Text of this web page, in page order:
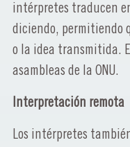
intérpretes traducen
diciendo, permitiendo
o la idea transmitida.
asambleas de la ONU.
Interpretación remota
Los intérpretes